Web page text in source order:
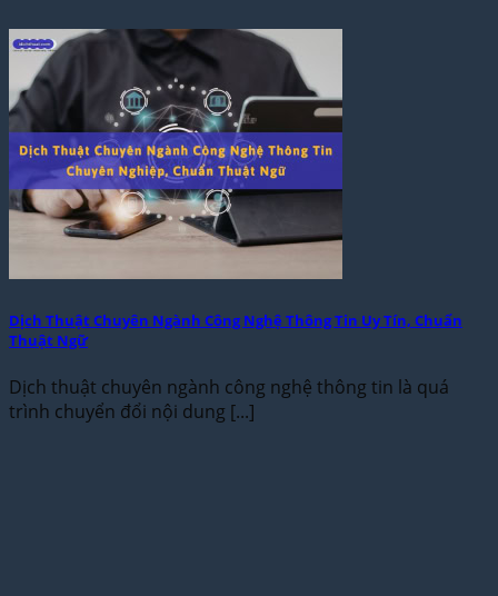
Dịch Thuật Chuyên Ngành Công Nghệ Thông Tin Uy Tín, Chuẩn
Thuật Ngữ
Dịch thuật chuyên ngành công nghệ thông tin là quá
trình chuyển đổi nội dung [...]